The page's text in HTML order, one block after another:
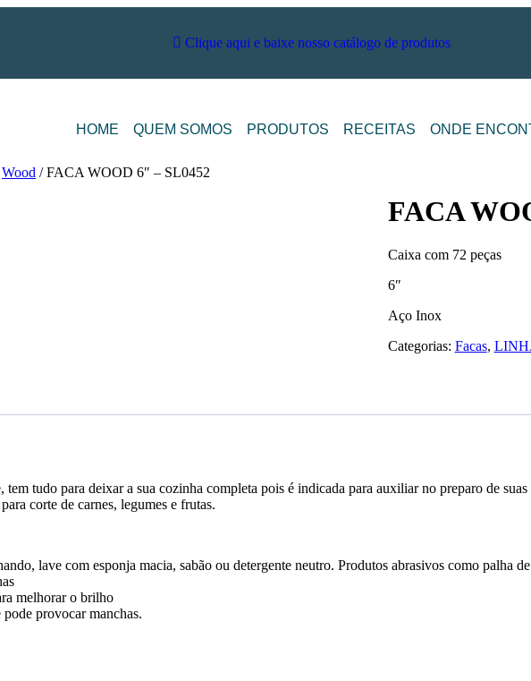
Clique aqui e baixe nosso catálogo de produtos
HOME QUEM SOMOS PRODUTOS RECEITAS ONDE
Wood / FACA WOOD 6″ – SL0452
FACA
Caixa com 72 peças
6″
Aço Inox
Categorias: Facas,
tudo para deixar a sua cozinha completa pois é indicada para auxiliar no preparo de
corte de carnes, legumes e frutas.
lave com esponja macia, sabão ou detergente neutro. Produtos abrasivos como palha
melhorar o brilho
provocar manchas.